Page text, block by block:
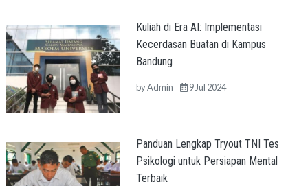
Kuliah di Era AI: Implementasi
Kecerdasan Buatan di Kampus
Bandung
byAdmin 9 Jul 2024
Panduan Lengkap Tryout TNI Tes
Psikologi untuk Persiapan Mental
Terbaik